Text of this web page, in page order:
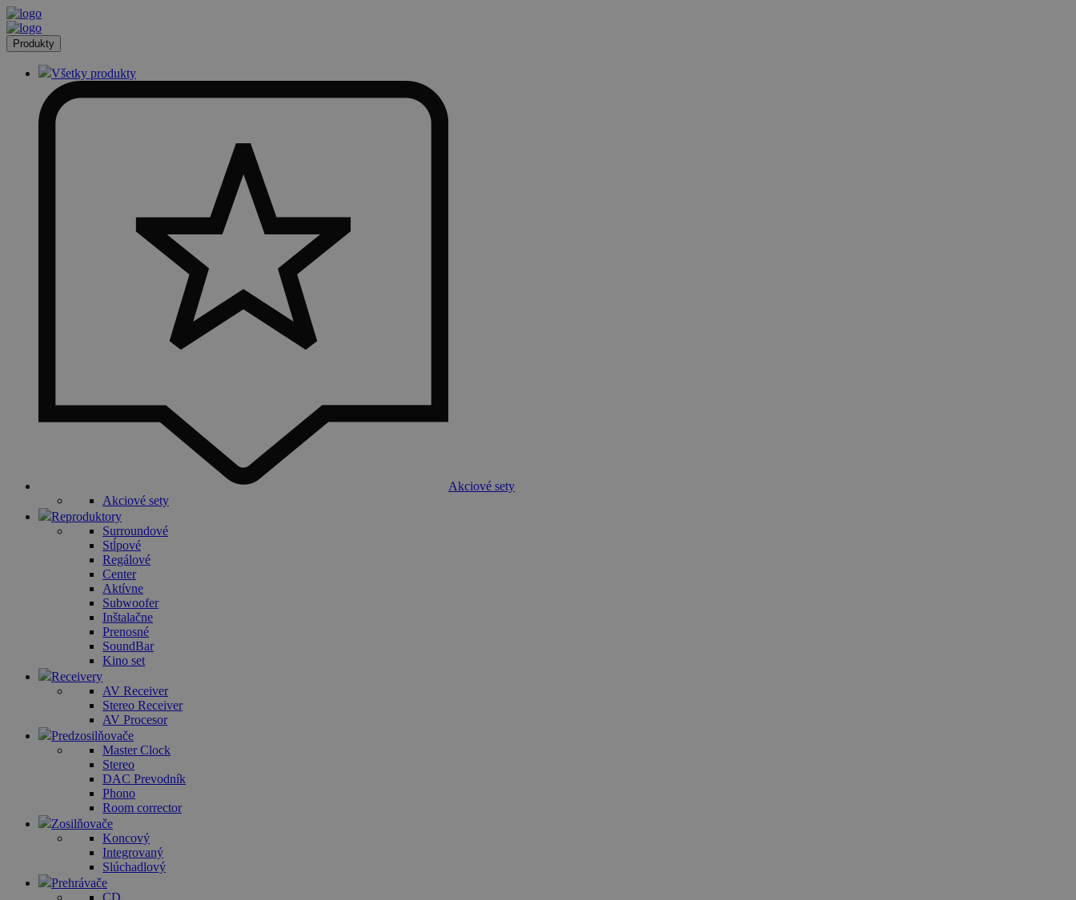
Produkty
Všetky produkty
Akciové sety
Akciové sety
Reproduktory
Surroundové
Stĺpové
Regálové
Center
Aktívne
Subwoofer
Inštalačne
Prenosné
SoundBar
Kino set
Receivery
AV Receiver
Stereo Receiver
AV Procesor
Predzosilňovače
Master Clock
Stereo
DAC Prevodník
Phono
Room corrector
Zosilňovače
Koncový
Integrovaný
Slúchadlový
Prehrávače
CD